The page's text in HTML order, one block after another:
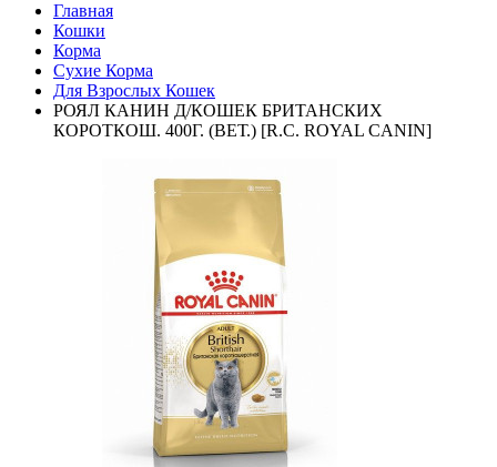
Главная
Кошки
Корма
Сухие Корма
Для Взрослых Кошек
РОЯЛ КАНИН Д/КОШЕК БРИТАНСКИХ
КОРОТКОШ. 400Г. (ВЕТ.) [R.C. ROYAL CANIN]